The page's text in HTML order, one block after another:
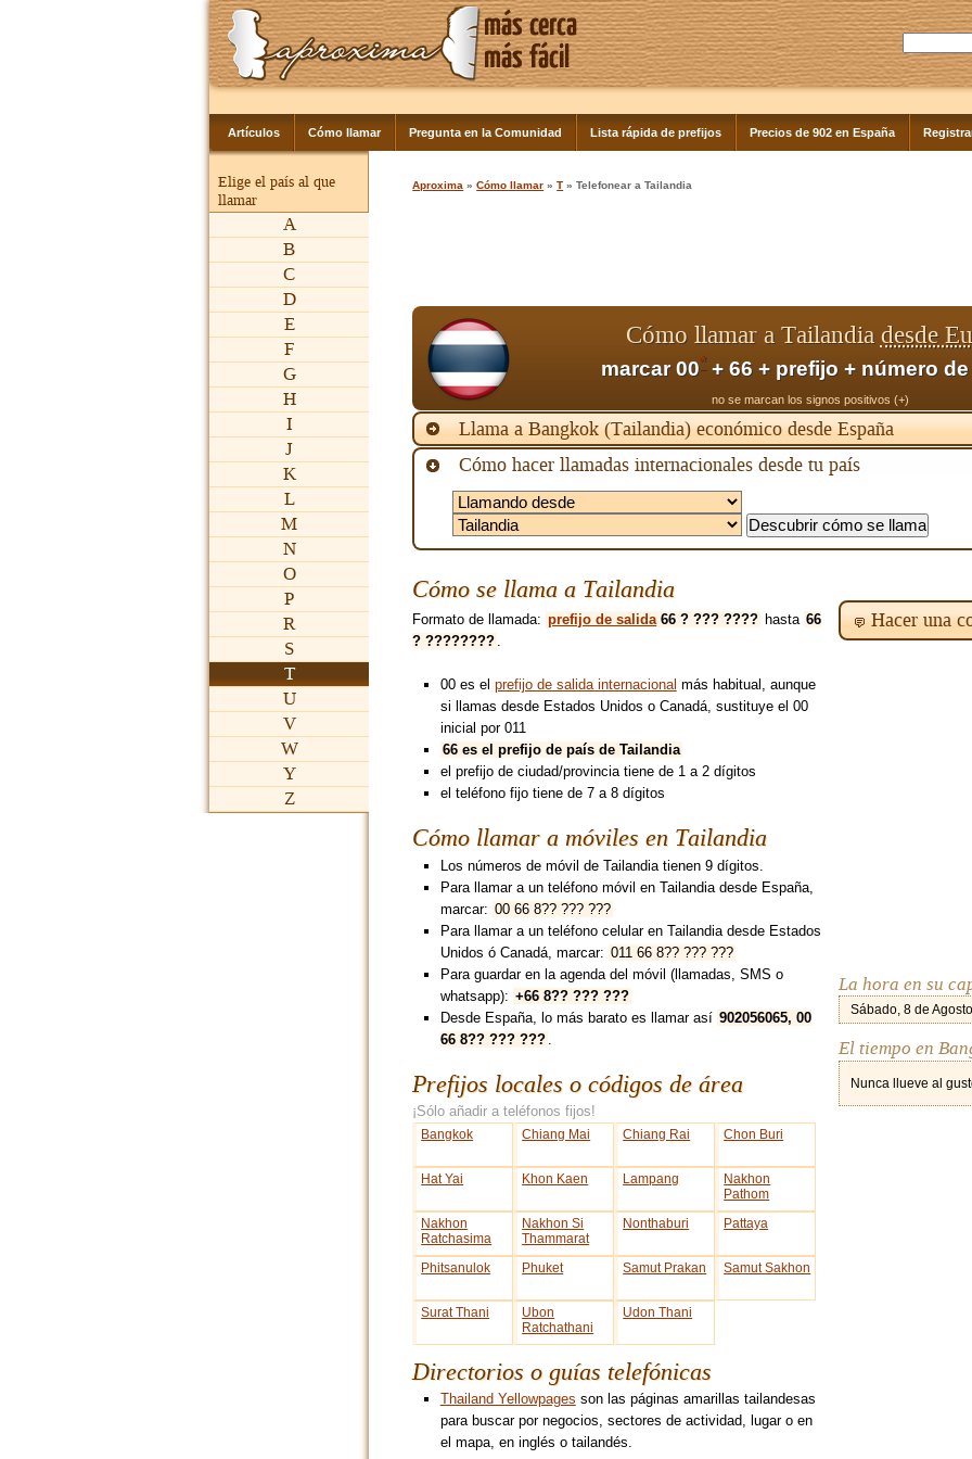
Artículos Cómo llamar Pregunta en la Comunidad Lista rápida de prefijos Precios de 902 en España
Elige el país al que
llamar
A
B
C
D
E
F
G
H
I
J
K
L
M
N
O
P
R
S
T
U
V
W
Y
Z
Aproxima »Cómo llamar »T » Telefonear a Tailandia
Cómo llamar a Tailandia desde
marcar 00*+ 66 + prefijo + número
no se marcan los signos positivos (+)
Llama a Bangkok (Tailandia) económico desde España
Cómo hacer llamadas internacionales desde tu país
Hacer una
La hora en su
Sábado, 8 de
El tiempo en
Nunca llueve al
Cómo se llama a Tailandia
Formato de llamada: prefijo de salida66 ? ??? ???? hasta 66
? ???????? .
00 es el prefijo de salida internacional más habitual, aunque
si llamas desde Estados Unidos o Canadá, sustituye el 00
inicial por 011
66 es el prefijo de país de Tailandia
el prefijo de ciudad/provincia tiene de 1 a 2 dígitos
el teléfono fijo tiene de 7 a 8 dígitos
Cómo llamar a móviles en Tailandia
Los números de móvil de Tailandia tienen 9 dígitos.
Para llamar a un teléfono móvil en Tailandia desde España,
marcar: 00 66 8?? ??? ???
Para llamar a un teléfono celular en Tailandia desde Estados
Unidos ó Canadá, marcar: 011 66 8?? ??? ???
Para guardar en la agenda del móvil (llamadas, SMS o
whatsapp): +66 8?? ??? ???
Desde España, lo más barato es llamar así 902056065, 00
66 8?? ??? ???
Prefijos locales o códigos de área
¡Sólo añadir a teléfonos fijos!
Bangkok Chiang Mai Chiang Rai Chon Buri
Hat Yai Khon Kaen Lampang
Nakhon
Pathom
Nakhon
Ratchasima
Nakhon Si
Thammarat
Nonthaburi Pattaya
Phitsanulok Phuket Samut Prakan Samut Sakhon
Surat Thani
Ubon
Ratchathani
Udon Thani
Directorios o guías telefónicas
Thailand Yellowpages son las páginas amarillas tailandesas
para buscar por negocios, sectores de actividad, lugar o en
el mapa, en inglés o tailandés.